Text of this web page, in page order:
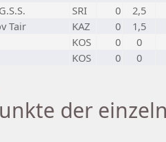
SRI 0
2,5
Tair KAZ 0
1,5
KOS 0
0
KOS 0 0
der